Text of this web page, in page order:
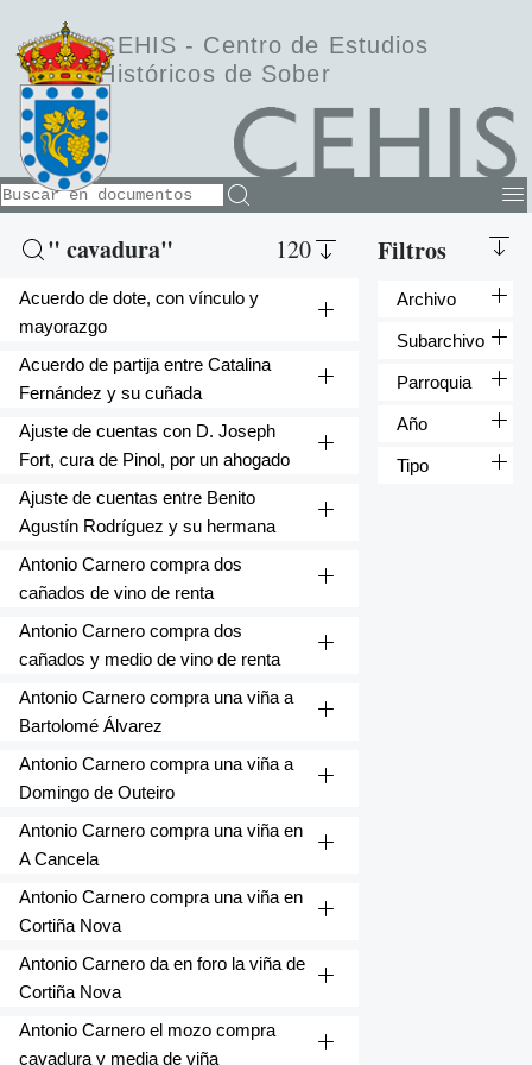
CEHIS - Centro de Estudios
Históricos de Sober
" cavadura" 120
Acuerdo de dote, con vínculo y
mayorazgo
Acuerdo de partija entre Catalina
Fernández y su cuñada
Ajuste de cuentas con D. Joseph
Fort, cura de Pinol, por un ahogado
Ajuste de cuentas entre Benito
Agustín Rodríguez y su hermana
Antonio Carnero compra dos
cañados de vino de renta
Antonio Carnero compra dos
cañados y medio de vino de renta
Antonio Carnero compra una viña a
Bartolomé Álvarez
Antonio Carnero compra una viña a
Domingo de Outeiro
Antonio Carnero compra una viña en
A Cancela
Antonio Carnero compra una viña en
Cortiña Nova
Antonio Carnero da en foro la viña de
Cortiña Nova
Antonio Carnero el mozo compra
cavadura y media de viña
Filtros
Archivo
Subarchivo
Parroquia
Año
Tipo